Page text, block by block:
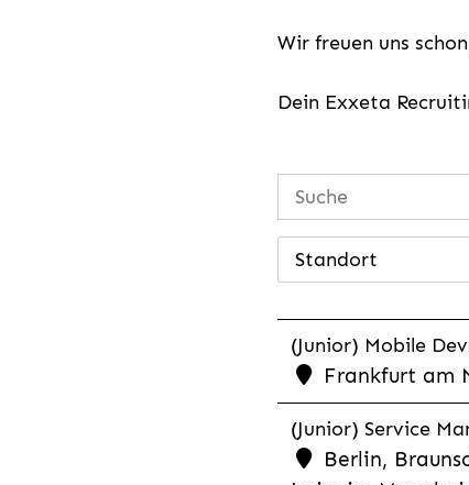
Wir freuen uns
Dein Exxeta
Standort
(Junior) Mobile
Frankfurt am
(Junior) Service
Berlin,